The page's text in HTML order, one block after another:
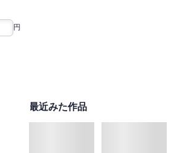
円
最近みた作品